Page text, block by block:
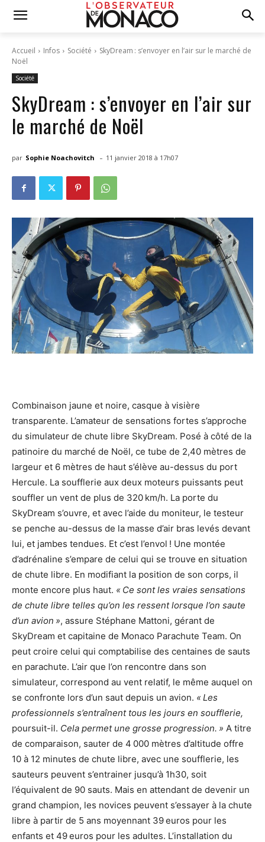
Accueil Infos Société
SkyDream : s’envoyer en l’air sur le marché de
Noël
Société
SkyDream : s’envoyer en l’air sur
le marché de Noël
par Sophie Noachovitch - 11 janvier 2018 à 17h07
Combinaison jaune et noire, casque à visière
transparente. L’amateur de sensations fortes s’approche
du simulateur de chute libre SkyDream. Posé à côté de la
patinoire du marché de Noël, ce tube de 2,40 mètres de
largeur et 6 mètres de haut s’élève au-dessus du port
Hercule. La soufflerie aux deux moteurs puissants peut
souffler un vent de plus de 320 km/h. La porte du
SkyDream s’ouvre, et avec l’aide du moniteur, le testeur
se penche au-dessus de la masse d’air bras levés devant
lui, et jambes tendues. Et c’est l’envol ! Une montée
d’adrénaline s’empare de celui qui se trouve en situation
de chute libre. En modifiant la position de son corps, il
monte encore plus haut. « Ce sont les vraies sensations
de chute libre telles qu’on les ressent lorsque l’on saute
d’un avion », assure Stéphane Mattoni, gérant de
SkyDream et capitaine de Monaco Parachute Team. On
peut croire celui qui comptabilise des centaines de sauts
en parachute. L’air que l’on rencontre dans son
simulateur, correspond au vent relatif, le même auquel on
se confronte lors d’un saut depuis un avion. « Les
professionnels s’entraînent tous les jours en soufflerie,
poursuit-il. Cela permet une grosse progression. » A titre
de comparaison, sauter de 4 000 mètres d’altitude offre
10 à 12 minutes de chute libre, avec une soufflerie, les
sauteurs peuvent s’entrainer jusqu’à 1h30, soit
l’équivalent de 90 sauts. Mais en attendant de devenir un
grand champion, les novices peuvent s’essayer à la chute
libre à partir de 5 ans moyennant 39 euros pour les
enfants et 49 euros pour les adultes. L’installation du